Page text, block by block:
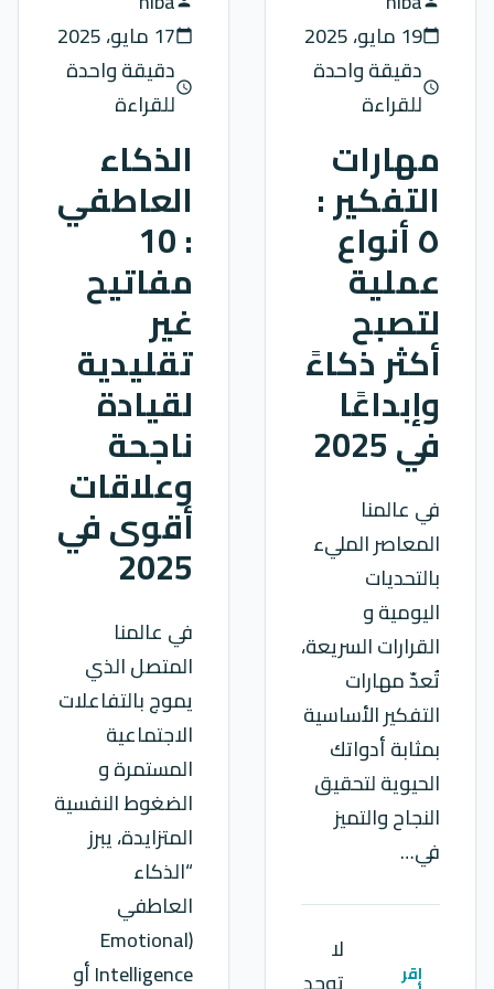
calendar_today19 مايو، 2025
scheduleدقيقة واحدة
للقراءة
مهارات
التفكير :
٥ أنواع
عملية
لتصبح
أكثر ذكاءً
وإبداعًا
في 2025
في عالمنا
المعاصر المليء
بالتحديات
اليومية و
القرارات السريعة،
تُعدّ مهارات
التفكير الأساسية
بمثابة أدواتك
الحيوية لتحقيق
النجاح والتميز
في…
اقر
لا
calendar_today17 مايو، 2025
scheduleدقيقة واحدة
للقراءة
الذكاء
العاطفي
: 10
مفاتيح
غير
تقليدية
لقيادة
ناجحة
وعلاقات
أقوى في
2025
في عالمنا
المتصل الذي
يموج بالتفاعلات
الاجتماعية
المستمرة و
الضغوط النفسية
المتزايدة، يبرز
“الذكاء
العاطفي
(Emotional
Intelligence أو